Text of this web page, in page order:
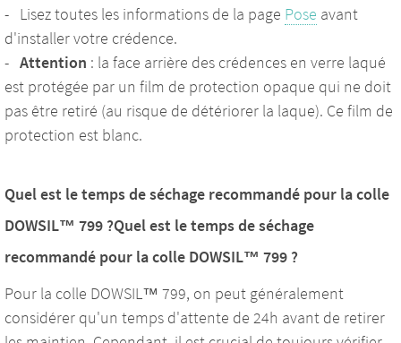
- Lisez toutes les informations de la page Pose avant
d'installer votre crédence.
- Attention : la face arrière des crédences en verre laqué
est protégée par un film de protection opaque qui ne doit
pas être retiré (au risque de détériorer la laque). Ce film de
protection est blanc.
Quel est le temps de séchage recommandé pour la colle
DOWSIL™ 799 ?Quel est le temps de séchage
recommandé pour la colle DOWSIL™ 799 ?
Pour la colle DOWSIL™ 799, on peut généralement
considérer qu'un temps d'attente de 24h avant de retirer